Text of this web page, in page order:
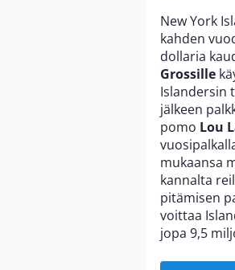
New York
kahden
dollaria
Grossille
Islandersin
jälkeen
pomo Lou
mukaansa
kannalta
pitämisen
voittaa
jopa 9,5